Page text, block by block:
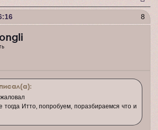
8
тогда Итто, попробуем, поразбираемся что и